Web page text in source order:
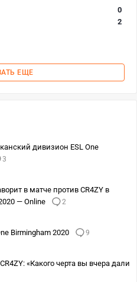
0
2
ЕЩЕ
дивизион ESL One
3
в матче против CR4ZY в
— Online
2
Birmingham 2020
9
«Какого черта вы вчера дали